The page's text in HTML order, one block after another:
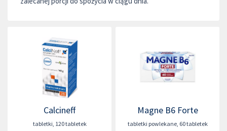
Calcineff
tabletki, 120 tabletek
Magne B6 Forte
tabletki powlekane, 60 tabletek